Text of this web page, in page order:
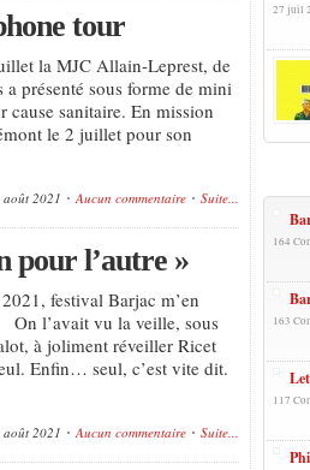
tour
la MJC Allain-Leprest, de
a présenté sous forme de mini
sanitaire. En mission
le 2 juillet pour son
août 2021 Aucun commentaire Suite...
pour l’autre »
festival Barjac m’en
On l’avait vu la veille, sous
à joliment réveiller Ricet
Enfin… seul, c’est vite dit.
août 2021 Aucun commentaire Suite...
27 juil
164
163
117